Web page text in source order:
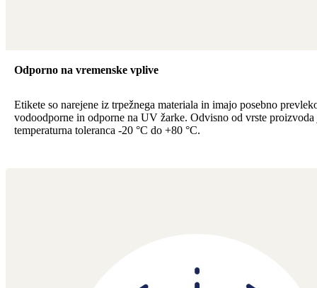
Odporno na vremenske vplive
Etikete so narejene iz trpežnega materiala in imajo posebno
vodoodporne in odporne na UV žarke. Odvisno od vrste proizvoda
temperaturna toleranca -20 °C do +80 °C.